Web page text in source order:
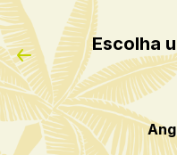
Escolha